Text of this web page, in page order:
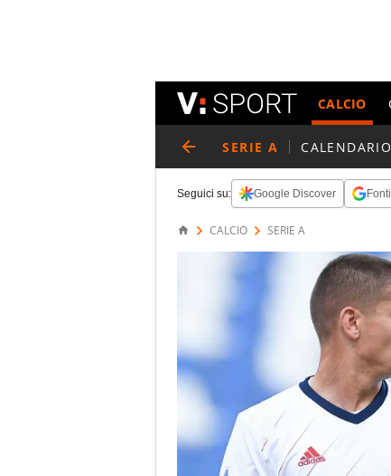
CALCIO
SERIE A CALENDARIO
Seguici su: Google Discover
CALCIO SERIE A